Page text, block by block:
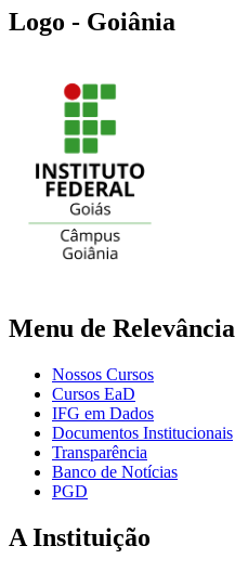
Logo - Goiânia
Menu de Relevância
Nossos Cursos
Cursos EaD
IFG em Dados
Documentos Institucionais
Transparência
Banco de Notícias
PGD
A Instituição